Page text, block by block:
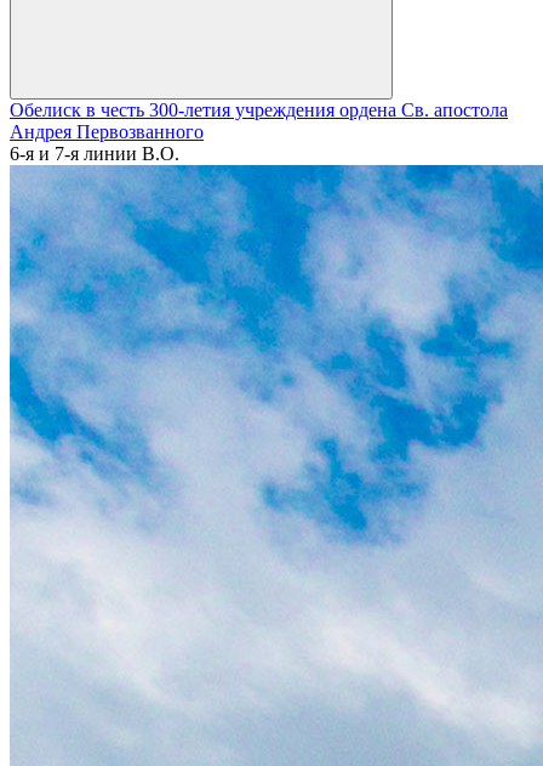
Обелиск в честь 300-летия учреждения ордена Св. апостола
Андрея Первозванного
6-я и 7-я линии В.О.